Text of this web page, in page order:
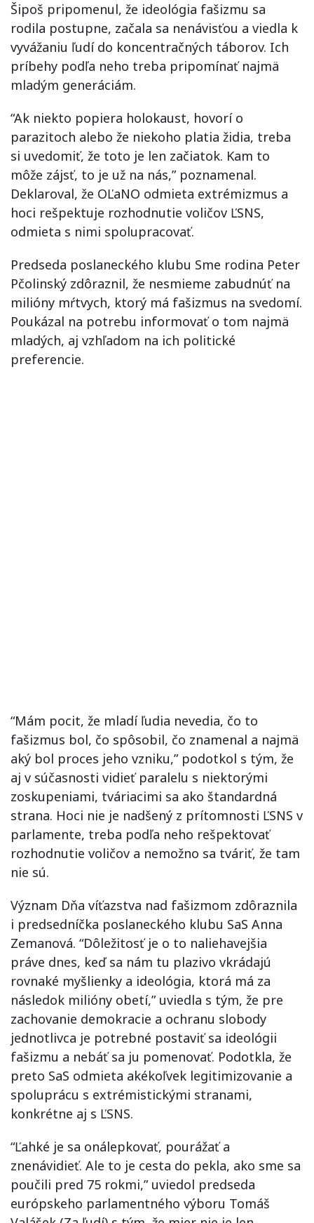
Šipoš pripomenul, že ideológia fašizmu sa
rodila postupne, začala sa nenávisťou a viedla k
vyvážaniu ľudí do koncentračných táborov. Ich
príbehy podľa neho treba pripomínať najmä
mladým generáciám.
“Ak niekto popiera holokaust, hovorí o
parazitoch alebo že niekoho platia židia, treba
si uvedomiť, že toto je len začiatok. Kam to
môže zájsť, to je už na nás,” poznamenal.
Deklaroval, že OĽaNO odmieta extrémizmus a
hoci rešpektuje rozhodnutie voličov ĽSNS,
odmieta s nimi spolupracovať.
Predseda poslaneckého klubu Sme rodina Peter
Pčolinský zdôraznil, že nesmieme zabudnúť na
milióny mŕtvych, ktorý má fašizmus na svedomí.
Poukázal na potrebu informovať o tom najmä
mladých, aj vzhľadom na ich politické
preferencie.
“Mám pocit, že mladí ľudia nevedia, čo to
fašizmus bol, čo spôsobil, čo znamenal a najmä
aký bol proces jeho vzniku,” podotkol s tým, že
aj v súčasnosti vidieť paralelu s niektorými
zoskupeniami, tváriacimi sa ako štandardná
strana. Hoci nie je nadšený z prítomnosti ĽSNS v
parlamente, treba podľa neho rešpektovať
rozhodnutie voličov a nemožno sa tváriť, že tam
nie sú.
Význam Dňa víťazstva nad fašizmom zdôraznila
i predsedníčka poslaneckého klubu SaS Anna
Zemanová. “Dôležitosť je o to naliehavejšia
práve dnes, keď sa nám tu plazivo vkrádajú
rovnaké myšlienky a ideológia, ktorá má za
následok milióny obetí,” uviedla s tým, že pre
zachovanie demokracie a ochranu slobody
jednotlivca je potrebné postaviť sa ideológii
fašizmu a nebáť sa ju pomenovať. Podotkla, že
preto SaS odmieta akékoľvek legitimizovanie a
spoluprácu s extrémistickými stranami,
konkrétne aj s ĽSNS.
“Ľahké je sa onálepkovať, pourážať a
znenávidieť. Ale to je cesta do pekla, ako sme sa
poučili pred 75 rokmi,” uviedol predseda
európskeho parlamentného výboru Tomáš